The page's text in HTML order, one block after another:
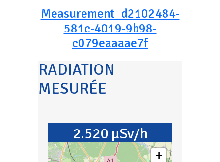
Measurement_d2102484-
581c-4019-9b98-
c079eaaaae7f
RADIATION
MESURÉE
2.520 µSv/h
+